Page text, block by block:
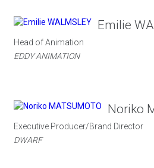
Emilie
Head of Animation
EDDY ANIMATION
Noriko
Executive Producer/Brand Director
DWARF